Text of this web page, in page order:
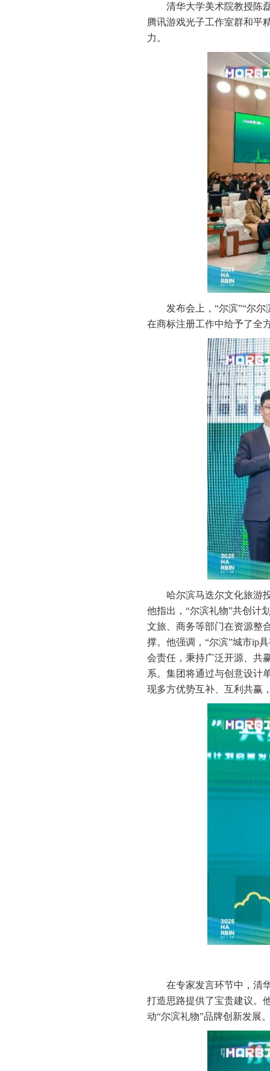
清华大学美术院教授陈
腾讯游戏光子工作室群和平
力。
发布会上，“尔滨”“尔
在商标注册工作中给予了全
哈尔滨马迭尔文化旅游
他指出，“尔滨礼物”共创计
文旅、商务等部门在资源整
撑。他强调，“尔滨”城市ip
会责任，秉持广泛开源、共
系。集团将通过与创意设计
现多方优势互补、互利共赢
在专家发言环节中，清
打造思路提供了宝贵建议。
动“尔滨礼物”品牌创新发展